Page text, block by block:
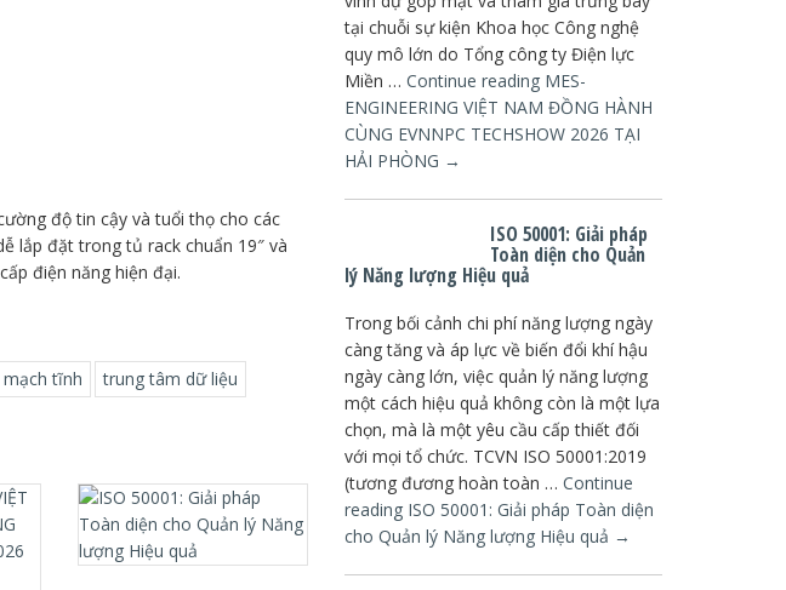
độ tin cậy và tuổi thọ cho các
lắp đặt trong tủ rack chuẩn 19″ và
điện năng hiện đại.
tĩnh trung tâm dữ liệu
tại chuỗi sự kiện Khoa học Công nghệ
quy mô lớn do Tổng công ty Điện lực
Miền … Continue reading MES-
ENGINEERING VIỆT NAM ĐỒNG HÀNH
CÙNG EVNNPC TECHSHOW 2026 TẠI
HẢI PHÒNG →
ISO 50001: Giải pháp
Toàn diện cho Quản
lý Năng lượng Hiệu quả
Trong bối cảnh chi phí năng lượng ngày
càng tăng và áp lực về biến đổi khí hậu
ngày càng lớn, việc quản lý năng lượng
một cách hiệu quả không còn là một lựa
chọn, mà là một yêu cầu cấp thiết đối
với mọi tổ chức. TCVN ISO 50001:2019
(tương đương hoàn toàn … Continue
reading ISO 50001: Giải pháp Toàn diện
cho Quản lý Năng lượng Hiệu quả →